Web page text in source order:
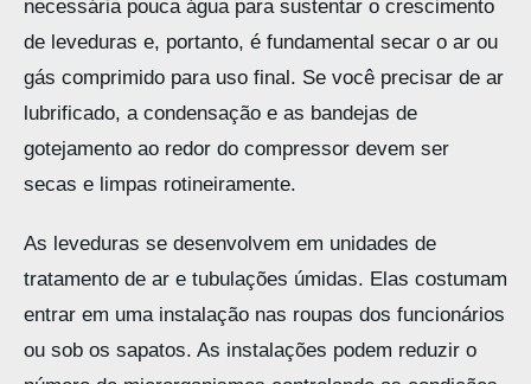
necessária pouca água para sustentar o crescimento
de leveduras e, portanto, é fundamental secar o ar ou
gás comprimido para uso final. Se você precisar de ar
lubrificado, a condensação e as bandejas de
gotejamento ao redor do compressor devem ser
secas e limpas rotineiramente.
As leveduras se desenvolvem em unidades de
tratamento de ar e tubulações úmidas. Elas costumam
entrar em uma instalação nas roupas dos funcionários
ou sob os sapatos. As instalações podem reduzir o